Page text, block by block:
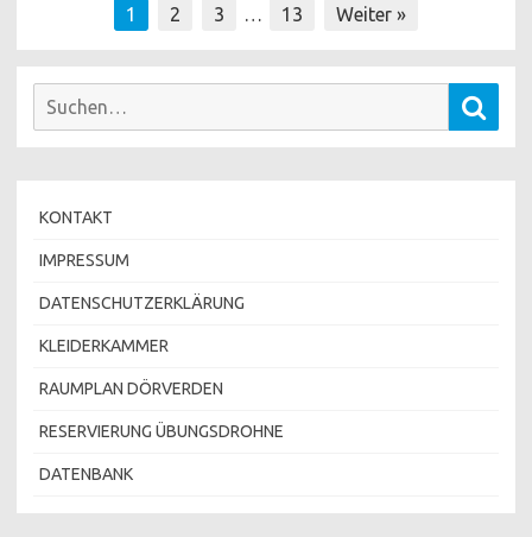
Seitennummerierung
Beiträge
1 2 3 13 Weiter »
Suchen
KONTAKT
IMPRESSUM
DATENSCHUTZERKLÄRUNG
KLEIDERKAMMER
RAUMPLAN DÖRVERDEN
RESERVIERUNG ÜBUNGSDROHNE
DATENBANK